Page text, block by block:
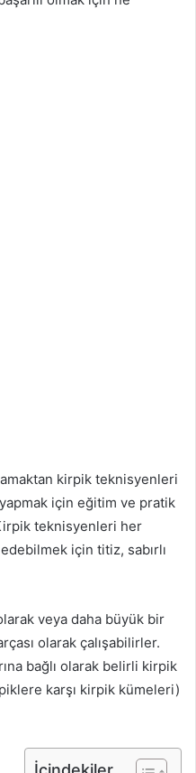
kirpik teknisyenleri
için eğitim ve pratik
teknisyenleri her
için titiz, sabırlı
veya daha büyük bir
olarak çalışabilirler.
bağlı olarak belirli kirpik
karşı kirpik kümeleri)